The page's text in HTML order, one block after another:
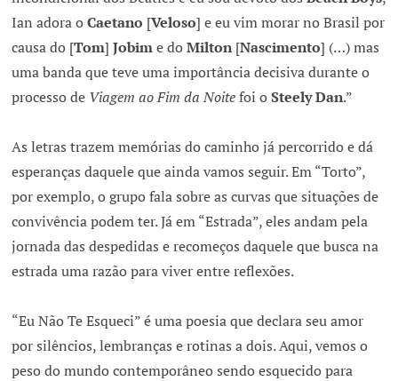
Ian adora oCaetano [Veloso] e eu vim morar no Brasil por
causa do [Tom]Jobime doMilton [Nascimento] (…) mas
uma banda que teve uma importância decisiva durante o
processo de Viagem ao Fim da Noitefoi oSteely Dan.”
As letras trazem memórias do caminho já percorrido e dá
esperanças daquele que ainda vamos seguir. Em “Torto”,
por exemplo, o grupo fala sobre as curvas que situações de
convivência podem ter. Já em “Estrada”, eles andam pela
jornada das despedidas e recomeços daquele que busca na
estrada uma razão para viver entre reflexões.
“Eu Não Te Esqueci” é uma poesia que declara seu amor
por silêncios, lembranças e rotinas a dois. Aqui, vemos o
peso do mundo contemporâneo sendo esquecido para